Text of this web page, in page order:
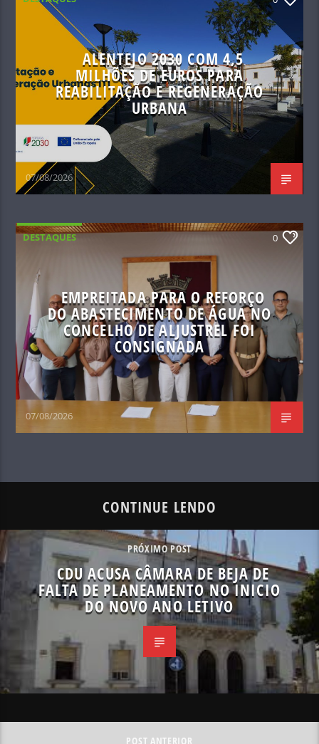
ALENTEJO 2030 COM 4,5
MILHÕES DE EUROS PARA
REABILITAÇÃO E REGENERAÇÃO
URBANA
07/08/2026
DESTAQUES 0
EMPREITADA PARA O REFORÇO
DO ABASTECIMENTO DE ÁGUA NO
CONCELHO DE ALJUSTREL FOI
CONSIGNADA
07/08/2026
CONTINUE LENDO
PRÓXIMO POST
CDU ACUSA CÂMARA DE BEJA DE
FALTA DE PLANEAMENTO NO INICIO
DO NOVO ANO LETIVO
POST ANTERIOR